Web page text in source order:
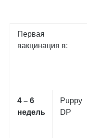
Первая
вакцинация в:
4 – 6
недель
Puppy
DP